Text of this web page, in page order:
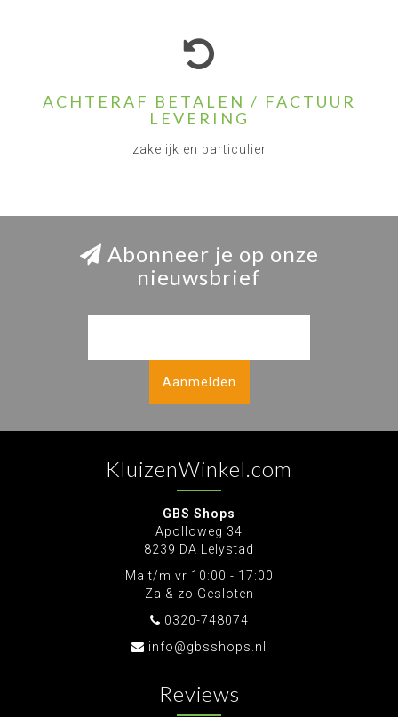
ACHTERAF BETALEN / FACTUUR
LEVERING
zakelijk en particulier
Abonneer je op onze
nieuwsbrief
Aanmelden
KluizenWinkel.com
GBS Shops
Apolloweg 34
8239 DA Lelystad
Ma t/m vr 10:00 - 17:00
Za & zo Gesloten
0320-748074
info@gbsshops.nl
Reviews